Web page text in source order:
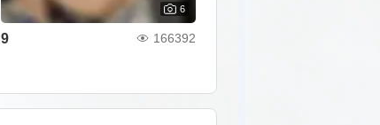
6
9 166392